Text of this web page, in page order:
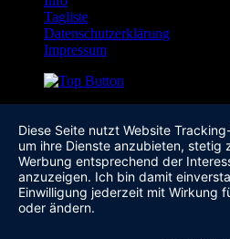
Tagliste
Datenschutzerklärung
Impressum
Diese Seite nutzt Website
um ihre Dienste anzubieten, stetig
Werbung entsprechend der
anzuzeigen. Ich bin damit
Einwilligung jederzeit mit Wirkung
oder ändern.